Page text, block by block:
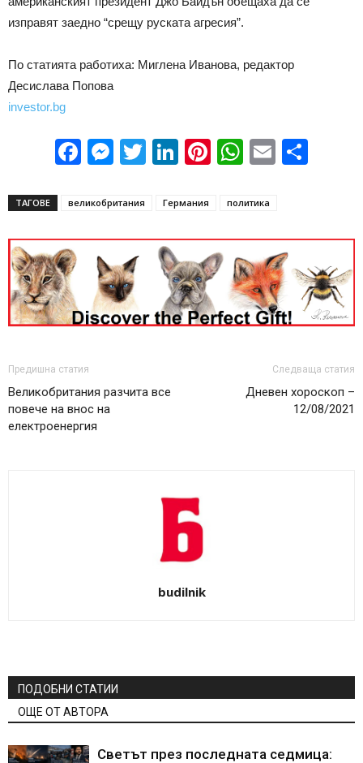
изправят заедно “срещу руската агресия”.
По статията работиха: Миглена Иванова, редактор
Десислава Попова
investor.bg
Facebook
Messenger
Twitter
LinkedIn
Pinterest
WhatsApp
Email
ТАГОВЕ великобритания Германия политика
Предишна статия
Великобритания разчита все
повече на внос на
електроенергия
Следваща статия
Дневен хороскоп –
12/08/2021
budilnik
ПОДОБНИ СТАТИИ
ОЩЕ ОТ АВТОРА
Светът през последната седмица: